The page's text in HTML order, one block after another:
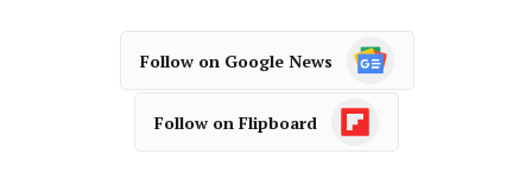
Follow on Google News
Follow on Flipboard